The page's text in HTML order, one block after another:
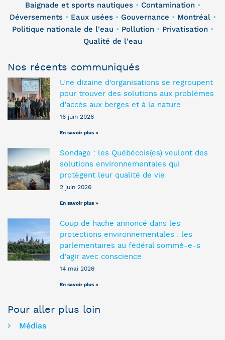
Baignade et sports nautiques• Contamination •
Déversements• Eaux usées• Gouvernance • Montréal•
Politique nationale de l'eau • Pollution • Privatisation •
Qualité de l'eau
Nos récents communiqués
Une dizaine d’organisations se regroupent
pour trouver des solutions aux problèmes
d’accès aux berges et à la nature
16 juin 2026
En savoir plus »
Sondage : les Québécois(es) veulent des
solutions environnementales qui
protègent leur qualité de vie
2 juin 2026
En savoir plus »
Coup de hache annoncé dans les
protections environnementales : les
parlementaires au fédéral sommé-e-s
d’agir avec conscience
14 mai 2026
En savoir plus »
Pour aller plus loin
Médias